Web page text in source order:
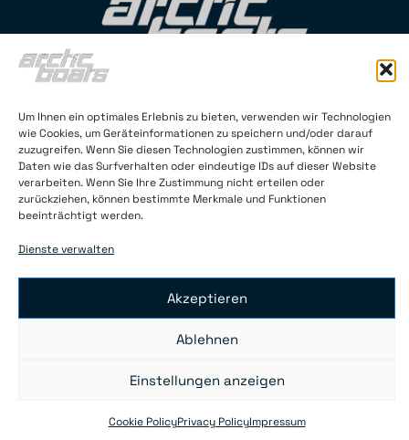
Um Ihnen ein optimales Erlebnis zu bieten, verwenden wir Technologien
wie Cookies, um Geräteinformationen zu speichern und/oder darauf
zuzugreifen. Wenn Sie diesen Technologien zustimmen, können wir
Daten wie das Surfverhalten oder eindeutige IDs auf dieser Website
verarbeiten. Wenn Sie Ihre Zustimmung nicht erteilen oder
zurückziehen, können bestimmte Merkmale und Funktionen
beeinträchtigt werden.
Dienste verwalten
Akzeptieren
Ablehnen
Einstellungen anzeigen
Cookie PolicyPrivacy PolicyImpressum
Arctic Boats Oy (FI 2145121-4)
Neitsytpolku 3C 35
00140 Helsinki
Finnland
info@arcticboats.fi
© 2025 Arctic Boats